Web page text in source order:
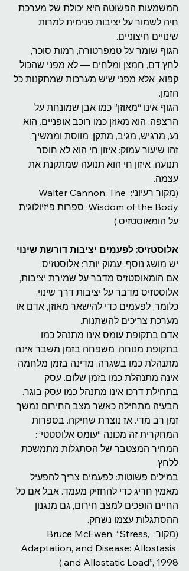
המשמעות הפשוטה היא יכולת של מערכת
חיה לשמור על יציבות פנימית למרות
שינויים חיצוניים.
הגוף שומר על טמפרטורה, רמות סוכר,
לחץ דם, חמצן ומלחים — לא מפני שהכול
קפוא, אלא מפני שיש מערכות שמתקנות כל
הזמן.
הגוף אינו “מאוזן” כמו אבן שמונחת על
הרצפה. הוא מאוזן כמו רוכב אופניים. הוא
נע, מרגיש, מגיב, מתקן, מווסת וממשיך.
זהו שיעור עמוק: איזון חי הוא לא חוסר
תנועה. איזון חי הוא תנועה שמתקנת את
עצמה.
(מקור רעיוני: Walter Cannon, The
Wisdom of the Body; ספרות פיזיולוגית
על הומאוסטזיס.)
אלוסטזיס: לפעמים יציבות דורשת שינוי
יש מושג נוסף, עמוק יותר: אלוסטזיס.
אם הומאוסטזיס מדבר על שמירת יציבות,
אלוסטזיס מדבר על יציבות דרך שינוי.
כלומר, לפעמים כדי להישאר מאוזן, אדם או
מערכת צריכים להשתנות.
אדם בתקופת עומס אינו מתנהל כמו
בתקופת מנוחה. משפחה בזמן משבר אינה
מתנהלת כמו בשגרה. מדינה בזמן מלחמה
אינה מתנהלת כמו בזמן שלום. עסק
בתחילת דרכו אינו מתנהל כמו עסק בוגר.
הבעיה מתחילה כאשר מצב החירום נמשך
זמן רב מדי. אז נוצרת שחיקה. בספרות
המחקרית זה מכונה “עומס אלוסטטי”:
המחיר המצטבר של הסתגלות מתמשכת
ללחץ.
במילים פשוטות: לפעמים צריך להפעיל
מאמץ חריג כדי להחזיק מעמד. אבל אם כל
החיים הופכים למצב חירום, גם מנגנון
ההסתגלות עצמו נשחק.
(מקור: Bruce McEwen, “Stress,
Adaptation, and Disease: Allostasis
and Allostatic Load”, 1998.)